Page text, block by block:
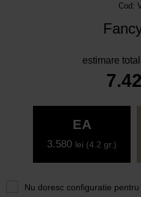
Cod:
EA
3.580 lei (4.2 gr.)
estimare
Nu doresc configuratie pentru